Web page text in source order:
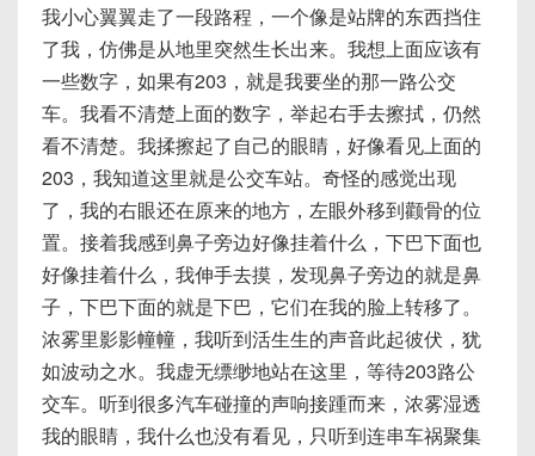
我小心翼翼走了一段路程，一个像是站牌的东西挡住
了我，仿佛是从地里突然生长出来。我想上面应该有
一些数字，如果有203，就是我要坐的那一路公交
车。我看不清楚上面的数字，举起右手去擦拭，仍然
看不清楚。我揉擦起了自己的眼睛，好像看见上面的
203，我知道这里就是公交车站。奇怪的感觉出现
了，我的右眼还在原来的地方，左眼外移到颧骨的位
置。接着我感到鼻子旁边好像挂着什么，下巴下面也
好像挂着什么，我伸手去摸，发现鼻子旁边的就是鼻
子，下巴下面的就是下巴，它们在我的脸上转移了。
浓雾里影影幢幢，我听到活生生的声音此起彼伏，犹
如波动之水。我虚无缥缈地站在这里，等待203路公
交车。听到很多汽车碰撞的声响接踵而来，浓雾湿透
我的眼睛，我什么也没有看见，只听到连串车祸聚集